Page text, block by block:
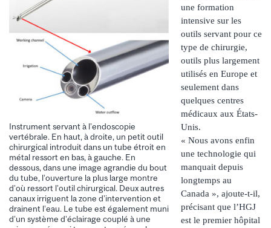
Instrument servant à l’endoscopie
vertébrale. En haut, à droite, un petit outil
chirurgical introduit dans un tube étroit en
métal ressort en bas, à gauche. En
dessous, dans une image agrandie du bout
du tube, l’ouverture la plus large montre
d’où ressort l’outil chirurgical. Deux autres
canaux irriguent la zone d’intervention et
drainent l’eau. Le tube est également muni
d’un système d’éclairage couplé à une
une formation
intensive sur les
outils servant pour ce
type de chirurgie,
outils plus largement
utilisés en Europe et
seulement dans
quelques centres
médicaux aux États-
Unis.
« Nous avons enfin
une technologie qui
manquait depuis
longtemps au
Canada », ajoute-t-il,
précisant que l’HGJ
est le premier hôpital